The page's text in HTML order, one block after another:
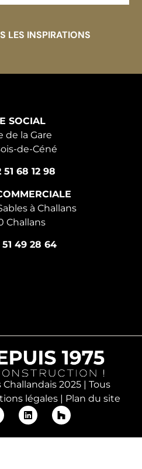
LES INSPIRATIONS
SOCIAL
de la Gare
de-Céné
51 68 12 98
à Challans
Challans
49 28 64
2025 | Tous
légales| Plan du site